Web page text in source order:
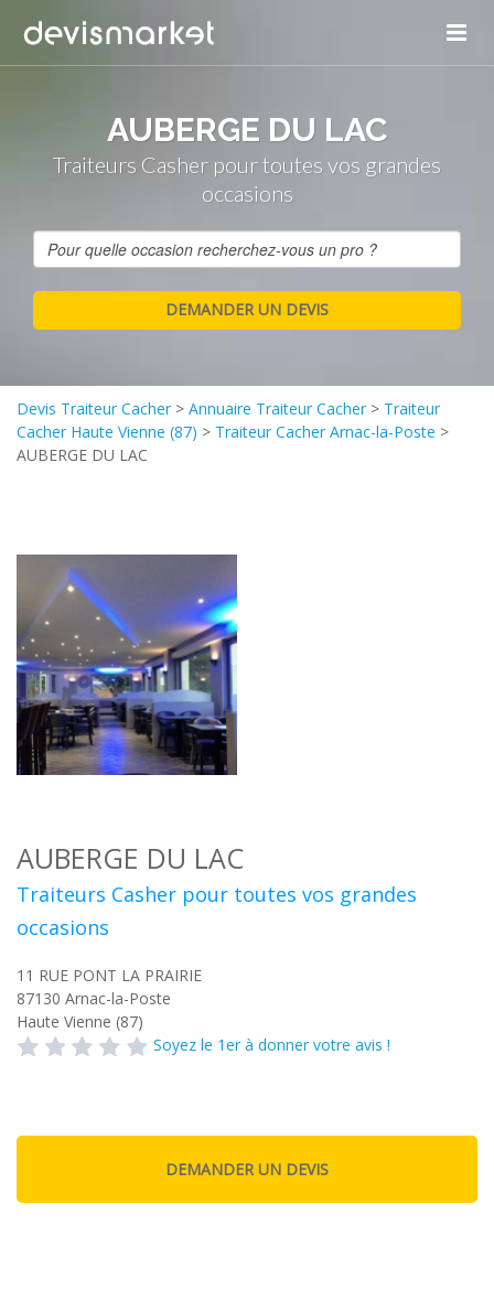
AUBERGE DU LAC
Traiteurs Casher pour toutes vos grandes
occasions
Devis Traiteur Cacher > Annuaire Traiteur Cacher > Traiteur
Cacher Haute Vienne (87) > Traiteur Cacher Arnac-la-Poste >
AUBERGE DU LAC
AUBERGE DU LAC
Traiteurs Casher pour toutes vos grandes
occasions
11 RUE PONT LA PRAIRIE
87130 Arnac-la-Poste
Haute Vienne (87)
Soyez le 1er à donner votre avis !